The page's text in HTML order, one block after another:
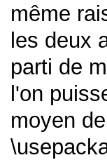
même
les deux
parti de
l'on
moyen